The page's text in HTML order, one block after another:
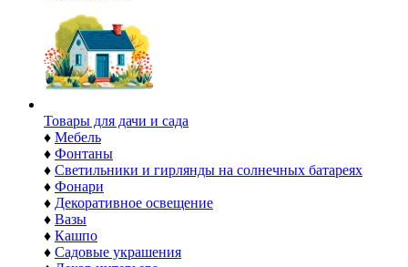
Товары для дачи и сада
♦ Мебель
♦ Фонтаны
♦ Светильники и гирлянды на солнечных батареях
♦ Фонари
♦ Декоративное освещение
♦ Вазы
♦ Кашпо
♦ Садовые украшения